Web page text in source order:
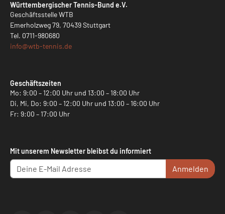
Württembergischer Tennis-Bund e.V.
Geschäftsstelle WTB
Emerholzweg 79, 70439 Stuttgart
Tel. 0711-980680
info@wtb-tennis.de
Geschäftszeiten
Mo: 9:00 – 12:00 Uhr und 13:00 – 18:00 Uhr
Di, Mi, Do: 9:00 – 12:00 Uhr und 13:00 – 16:00 Uhr
Fr: 9:00 – 17:00 Uhr
Mit unserem Newsletter bleibst du informiert
Anmelden